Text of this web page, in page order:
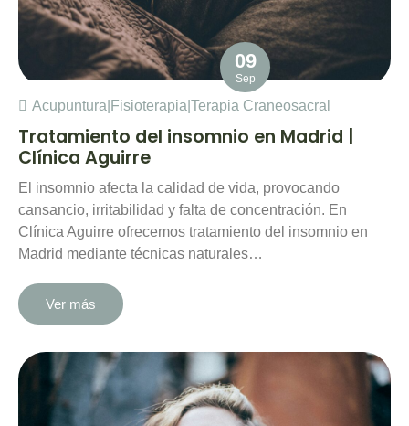
09
Sep
Acupuntura Fisioterapia Terapia Craneosacral
Tratamiento del insomnio en Madrid |
Clínica Aguirre
El insomnio afecta la calidad de vida, provocando
cansancio, irritabilidad y falta de concentración. En
Clínica Aguirre ofrecemos tratamiento del insomnio en
Madrid mediante técnicas naturales…
Ver más